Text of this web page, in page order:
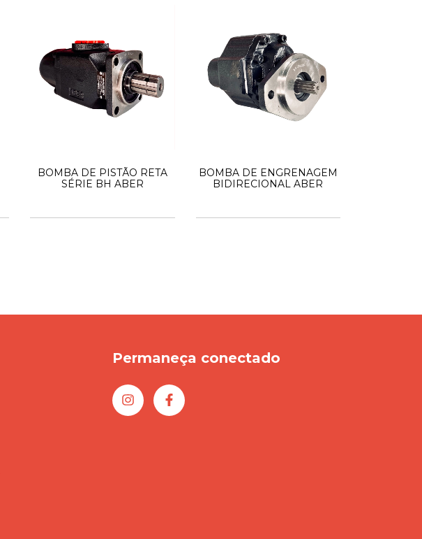
BOMBA DE PISTÃO RETA
SÉRIE BH ABER
BOMBA DE ENGRENAGEM
BIDIRECIONAL ABER
Permaneça conectado